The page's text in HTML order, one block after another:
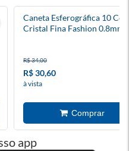
Caneta Esferográfica 10
Cristal Fina Fashion 0.8mm
R$ 34,00
R$ 30,60
à vista
app